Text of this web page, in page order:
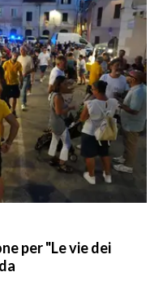
per "Le vie dei